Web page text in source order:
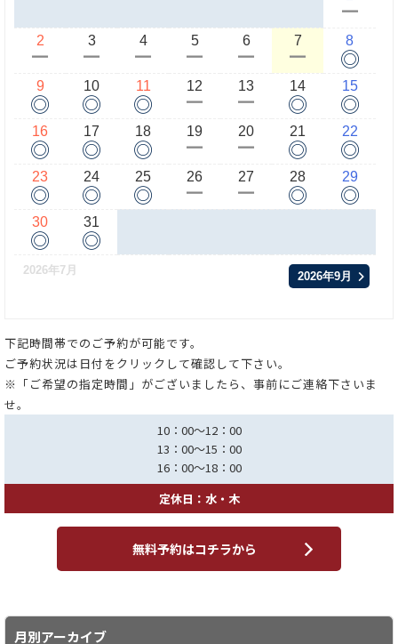
ー
2
ー
3
ー
4
ー
5
ー
6
ー
7
ー
8
◎
9
◎
10
◎
11
◎
12
ー
13
ー
14
◎
15
◎
16
◎
17
◎
18
◎
19
ー
20
ー
21
◎
22
◎
23
◎
24
◎
25
◎
26
ー
27
ー
28
◎
29
◎
30
◎
31
◎
2026年7月 2026年9月
下記時間帯でのご予約が可能です。
ご予約状況は日付をクリックして確認して下さい。
※「ご希望の指定時間」がございましたら、事前にご連絡下さいま
せ。
10：00～12：00
13：00～15：00
16：00～18：00
定休日：水・木
無料予約はコチラから
月別アーカイブ